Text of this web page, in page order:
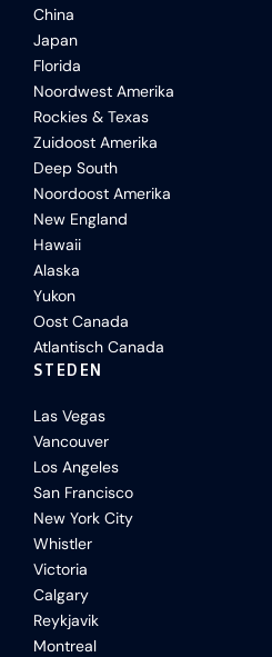
China
Japan
Florida
Noordwest Amerika
Rockies & Texas
Zuidoost Amerika
Deep South
Noordoost Amerika
New England
Hawaii
Alaska
Yukon
Oost Canada
Atlantisch Canada
STEDEN
Las Vegas
Vancouver
Los Angeles
San Francisco
New York City
Whistler
Victoria
Calgary
Reykjavik
Montreal